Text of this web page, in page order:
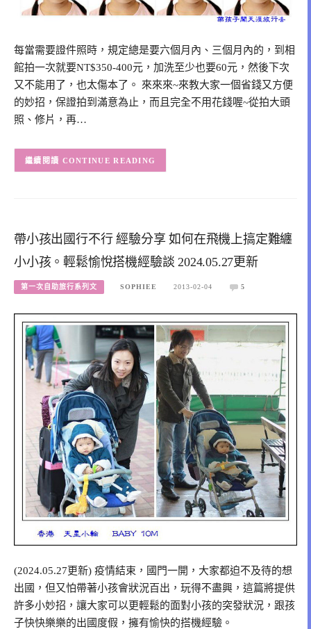
每當需要證件照時，規定總是要六個月內、三個月內的，到相
館拍一次就要NT$350-400元，加洗至少也要60元，然後下次
又不能用了，也太傷本了。 來來來~來教大家一個省錢又方便
的妙招，保證拍到滿意為止，而且完全不用花錢喔~從拍大頭
照、修片，再…
CONTINUE READING
帶小孩出國行不行 經驗分享 如何在飛機上搞定難纏
小小孩。輕鬆愉悅搭機經驗談 2024.05.27更新
第一次自助旅行系列文 SOPHIEE 2013-02-04 5
(2024.05.27更新) 疫情結束，國門一開，大家都迫不及待的想
出國，但又怕帶著小孩會狀況百出，玩得不盡興，這篇將提供
許多小妙招，讓大家可以更輕鬆的面對小孩的突發狀況，跟孩
子快快樂樂的出國度假，擁有愉快的搭機經驗。